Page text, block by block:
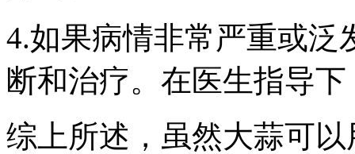
4.如果病情非常严重或泛
断和治疗。在医生指导
综上所述，虽然大蒜可